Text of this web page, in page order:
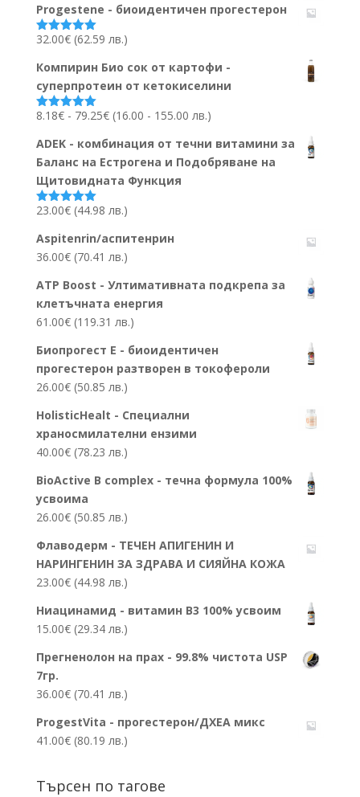
Progestene - биоидентичен прогестерон
Оценено на
32.00€ (62.59 лв.)
Компирин Био сок от картофи -
суперпротеин от кетокиселини
Оценено на
8.18€ - 79.25€Ценови
8.18€
до
79.25€
(16.00 - 155.00 лв.)
ADEK - комбинация от течни витамини за
Баланс на Естрогена и Подобряване на
Щитовидната Функция
Оценено на
23.00€ (44.98 лв.)
Aspitenrin/аспитенрин
36.00€ (70.41 лв.)
ATP Boost - Ултимативната подкрепа за
клетъчната енергия
61.00€ (119.31 лв.)
Биопрогест Е - биоидентичен
прогестерон разтворен в токофероли
26.00€ (50.85 лв.)
HolisticHealt - Специални
храносмилателни ензими
40.00€ (78.23 лв.)
BioActive B complex - течна формула 100%
усвоима
26.00€ (50.85 лв.)
Флаводерм - ТЕЧЕН АПИГЕНИН И
НАРИНГЕНИН ЗА ЗДРАВА И СИЯЙНА КОЖА
23.00€ (44.98 лв.)
Ниацинамид - витамин В3 100% усвоим
15.00€ (29.34 лв.)
Прегненолон на прах - 99.8% чистота USP
7гр.
36.00€ (70.41 лв.)
ProgestVita - прогестерон/ДХЕА микс
41.00€ (80.19 лв.)
Търсен по тагове